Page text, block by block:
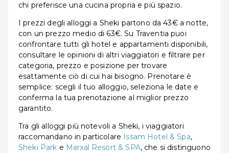
chi preferisce una cucina propria e più spazio.
I prezzi degli alloggi a Sheki partono da 43€ a notte,
con un prezzo medio di 63€. Su Traventia puoi
confrontare tutti gli hotel e appartamenti disponibili,
consultare le opinioni di altri viaggiatori e filtrare per
categoria, prezzo e posizione per trovare
esattamente ciò di cui hai bisogno. Prenotare è
semplice: scegli il tuo alloggio, seleziona le date e
conferma la tua prenotazione al miglior prezzo
garantito.
Tra gli alloggi più notevoli a Sheki, i viaggiatori
raccomandano in particolare Issam Hotel & Spa,
Sheki Park e Marxal Resort & SPA, che si distinguono